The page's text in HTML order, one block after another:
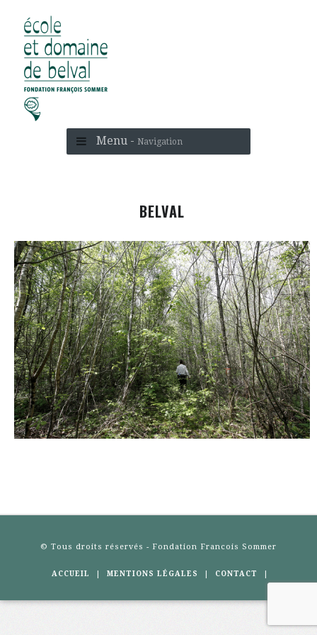
Menu - Navigation
BELVAL
© Tous droits réservés - Fondation Francois Sommer
ACCUEIL | MENTIONS LÉGALES | CONTACT |